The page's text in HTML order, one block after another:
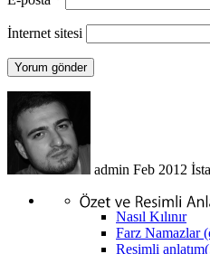
İnternet sitesi
admin Feb 2012
Nasıl Kılınır
Farz Namazlar
Resimli